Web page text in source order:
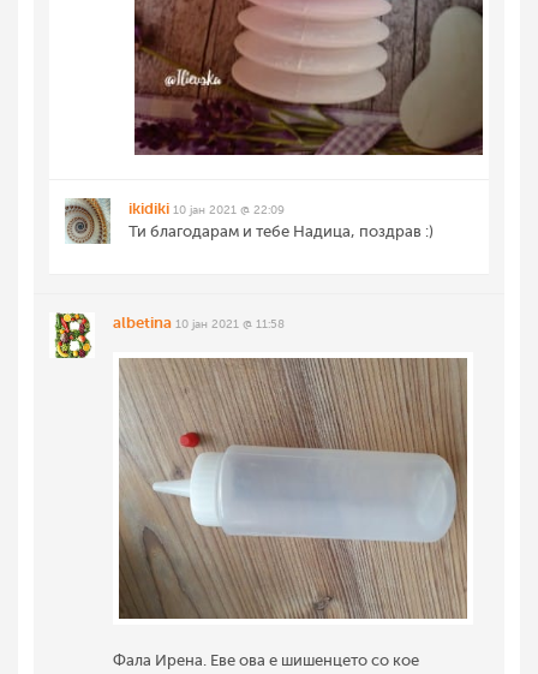
ikidiki 10 јан 2021 @ 22:09
Ти благодарам и тебе Надица, поздрав :)
albetina 10 јан 2021 @ 11:58
Фала Ирена. Еве ова е шишенцето со кое